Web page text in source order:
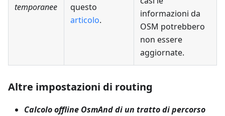
temporanee
questo
articolo.
informazioni da
OSM potrebbero
non essere
aggiornate.
Altre impostazioni di routing
Calcolo offline OsmAnd di un tratto di percorso